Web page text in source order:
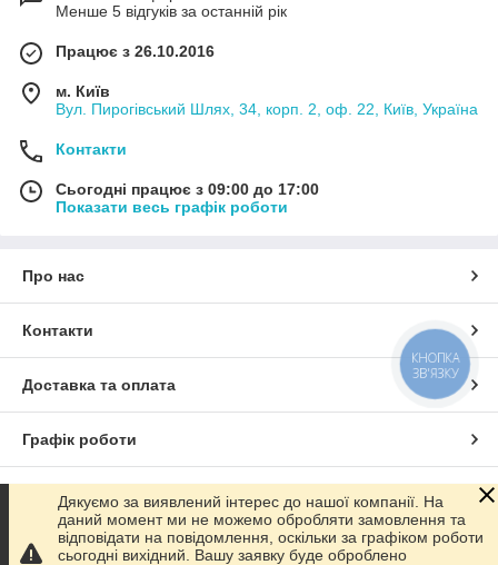
Менше 5 відгуків за останній рік
Працює з 26.10.2016
м. Київ
Вул. Пирогівський Шлях, 34, корп. 2, оф. 22, Київ, Україна
Контакти
Сьогодні працює з 09:00 до 17:00
Показати весь графік роботи
Про нас
Контакти
Доставка та оплата
Графік роботи
Повна версія сайту
Сайт створено на маркетплейсі Prom.ua
Дякуємо за виявлений інтерес до нашої компанії. На
даний момент ми не можемо обробляти замовлення та
відповідати на повідомлення, оскільки за графіком роботи
сьогодні вихідний. Вашу заявку буде оброблено
КНОПКА
ЗВ'ЯЗКУ